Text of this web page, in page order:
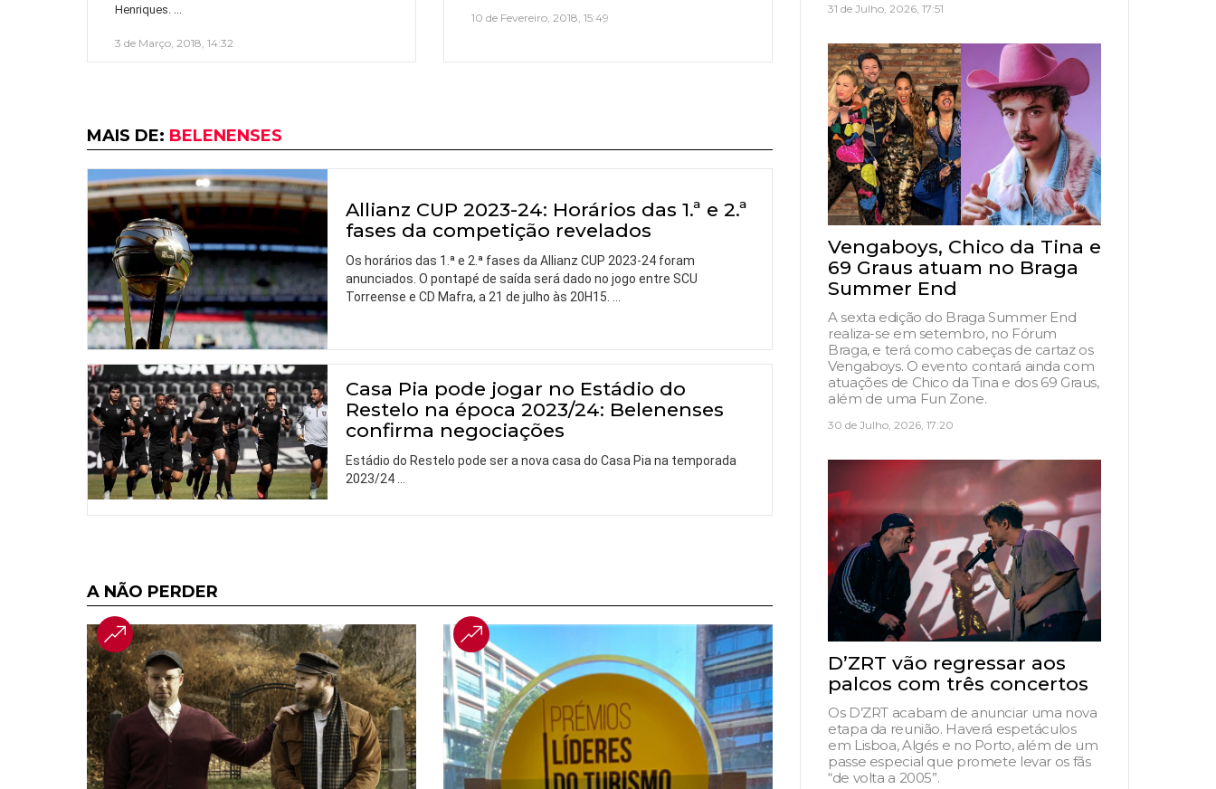
Henriques.
3 de Março, 2018, 14:32
10 de Fevereiro, 2018, 15:49
MAIS DE: BELENENSES
Allianz CUP 2023-24: Horários das 1.ª e 2.ª
fases da competição revelados
Os horários das 1.ª e 2.ª fases da Allianz CUP 2023-24 foram
anunciados. O pontapé de saída será dado no jogo entre SCU
Torreense e CD Mafra, a 21 de julho às 20H15.
Casa Pia pode jogar no Estádio do
Restelo na época 2023/24: Belenenses
confirma negociações
Estádio do Restelo pode ser a nova casa do Casa Pia na temporada
2023/24
A NÃO PERDER
31 de Julho, 2026, 17:51
Vengaboys, Chico da Tina e
69 Graus atuam no Braga
Summer End
A sexta edição do Braga Summer End
realiza-se em setembro, no Fórum
Braga, e terá como cabeças de cartaz os
Vengaboys. O evento contará ainda com
atuações de Chico da Tina e dos 69 Graus,
além de uma Fun Zone.
30 de Julho, 2026, 17:20
D’ZRT vão regressar aos
palcos com três concertos
Os D’ZRT acabam de anunciar uma nova
etapa da reunião. Haverá espetáculos
em Lisboa, Algés e no Porto, além de um
passe especial que promete levar os fãs
“de volta a 2005”.